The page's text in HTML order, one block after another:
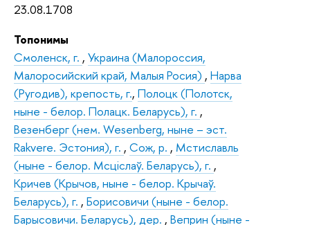
23.08.1708
Топонимы
Смоленск, г. , Украина (Малороссия,
Малоросийский край, Малыя Росия) , Нарва
(Ругодив), крепость, г., Полоцк (Полотск,
ныне - белор. Полацк. Беларусь), г. ,
Везенберг (нем. Wesenberg, ныне – эст.
Rakvere. Эстония), г. , Сож, р. , Мстиславль
(ныне - белор. Мсцiслаў. Беларусь), г. ,
Кричев (Крычов, ныне - белор. Крычаў.
Беларусь), г. , Борисовичи (ныне - белор.
Барысовичи. Беларусь), дер. , Веприн (ныне -